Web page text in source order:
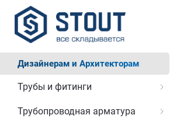
Дизайнерам и Архитекторам
Трубы и фитинги
Трубопроводная арматура